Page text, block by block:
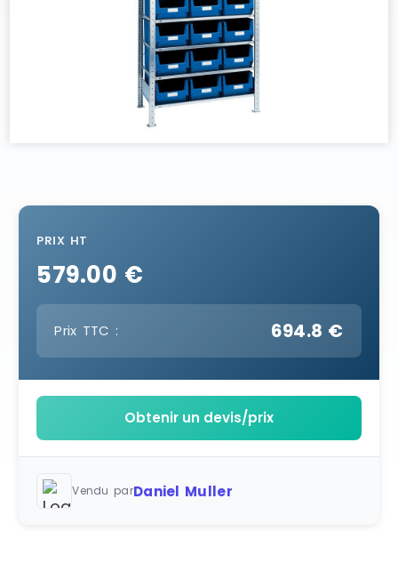
PRIX HT
579.00 €
Prix TTC : 694.8 €
Obtenir un devis/prix
Vendu parDaniel Muller